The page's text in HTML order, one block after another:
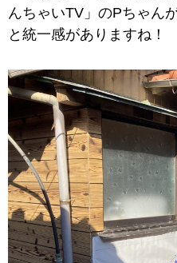
んちゃいTV」のPちゃん
と統一感がありますね！